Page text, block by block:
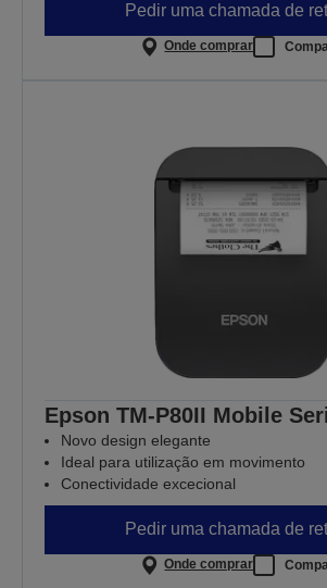
Pedir uma chamada de
Onde comprar
Epson TM-P80II Mobile
Novo design elegante
Ideal para utilização em movimento
Conectividade excecional
Pedir uma chamada de
Onde comprar